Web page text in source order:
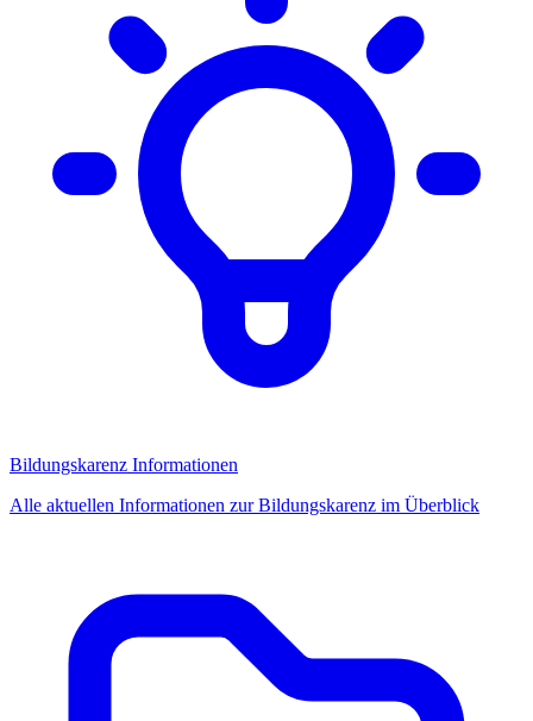
Bildungskarenz Informationen
Alle aktuellen Informationen zur Bildungskarenz im Überblick